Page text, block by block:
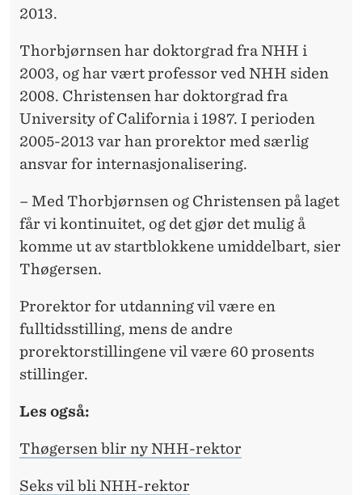
2013.
Thorbjørnsen har doktorgrad fra NHH i
2003, og har vært professor ved NHH siden
2008. Christensen har doktorgrad fra
University of California i 1987. I perioden
2005-2013 var han prorektor med særlig
ansvar for internasjonalisering.
– Med Thorbjørnsen og Christensen på laget
får vi kontinuitet, og det gjør det mulig å
komme ut av startblokkene umiddelbart, sier
Thøgersen.
Prorektor for utdanning vil være en
fulltidsstilling, mens de andre
prorektorstillingene vil være 60 prosents
stillinger.
Les også:
Thøgersen blir ny NHH-rektor
Seks vil bli NHH-rektor